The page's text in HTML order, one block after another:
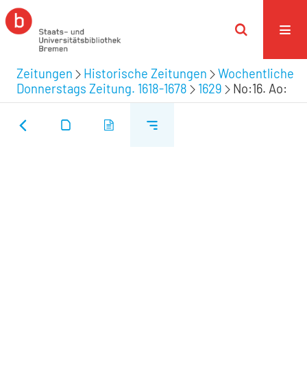
Zeitungen Historische Zeitungen
Wochentliche
Donnerstags Zeitung. 1618-1678
1629 No:16. Ao: